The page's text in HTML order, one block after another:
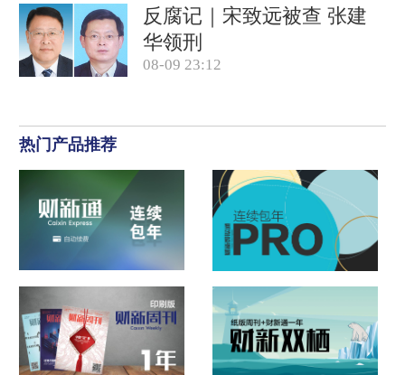
反腐记｜宋致远被查 张建
华领刑
08-09 23:12
热门产品推荐